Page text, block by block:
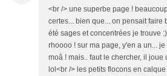
<br /> une superbe page !
certes... bien que... on pensait faire
été sages et concentrées je trouve
rhoooo ! sur ma page, y'en a un...
moâ ! mais.. faut le chercher, il joue
lol<br /> les petits flocons en